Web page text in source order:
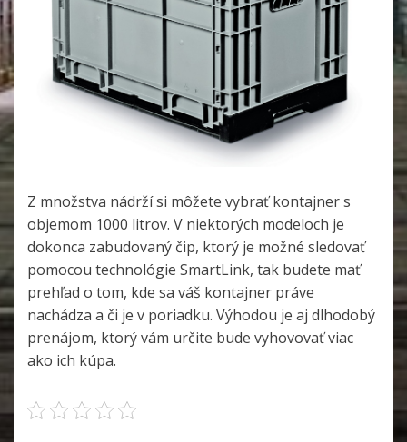
Z množstva nádrží si môžete vybrať kontajner s
objemom 1000 litrov. V niektorých modeloch je
dokonca zabudovaný čip, ktorý je možné sledovať
pomocou technológie SmartLink, tak budete mať
prehľad o tom, kde sa váš kontajner práve
nachádza a či je v poriadku. Výhodou je aj dlhodobý
prenájom, ktorý vám určite bude vyhovovať viac
ako ich kúpa.